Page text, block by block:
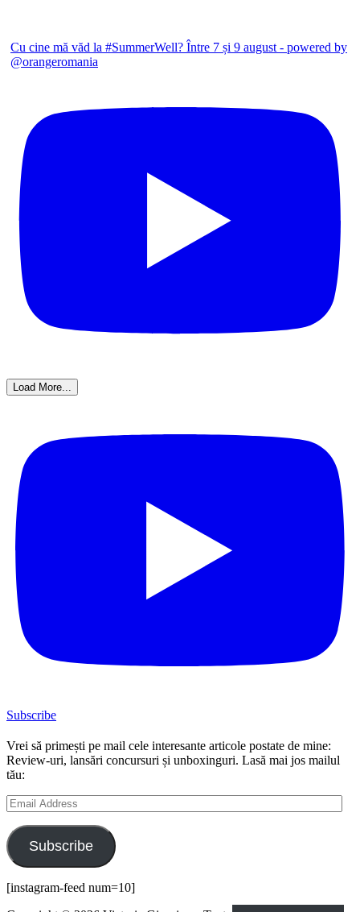
Cu cine mă văd la #SummerWell? Între 7 și 9 august - powered by
@orangeromania
Load More...
Subscribe
Vrei să primești pe mail cele interesante articole postate de mine:
Review-uri, lansări concursuri și unboxinguri. Lasă mai jos mailul
tău:
Email
Address
Subscribe
[instagram-feed num=10]